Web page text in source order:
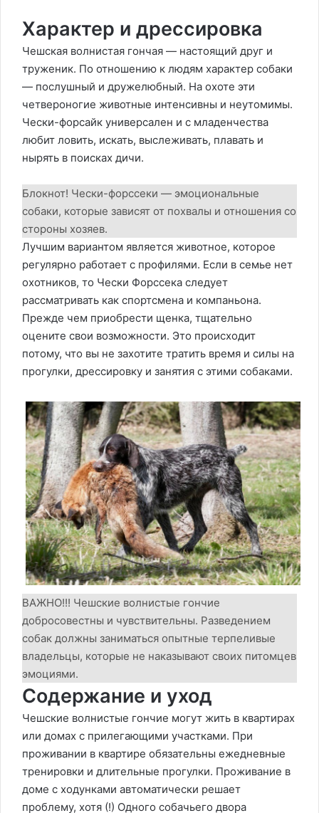
Характер и дрессировка
Чешская волнистая гончая — настоящий друг и
труженик. По отношению к людям характер собаки
— послушный и дружелюбный. На охоте эти
четвероногие животные интенсивны и неутомимы.
Чески-форсайк универсален и с младенчества
любит ловить, искать, выслеживать, плавать и
нырять в поисках дичи.
Блокнот! Чески-форссеки — эмоциональные
собаки, которые зависят от похвалы и отношения со
стороны хозяев.
Лучшим вариантом является животное, которое
регулярно работает с профилями. Если в семье нет
охотников, то Чески Форссека следует
рассматривать как спортсмена и компаньона.
Прежде чем приобрести щенка, тщательно
оцените свои возможности. Это происходит
потому, что вы не захотите тратить время и силы на
прогулки, дрессировку и занятия с этими собаками.
ВАЖНО!!! Чешские волнистые гончие
добросовестны и чувствительны. Разведением
собак должны заниматься опытные терпеливые
владельцы, которые не наказывают своих питомцев
эмоциями.
Содержание и уход
Чешские волнистые гончие могут жить в квартирах
или домах с прилегающими участками. При
проживании в квартире обязательны ежедневные
тренировки и длительные прогулки. Проживание в
доме с ходунками автоматически решает
проблему, хотя (!) Одного собачьего двора